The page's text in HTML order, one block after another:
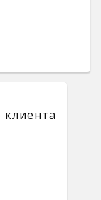
клиента